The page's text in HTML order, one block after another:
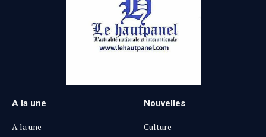
A la une
A la une
Nouvelles
Culture